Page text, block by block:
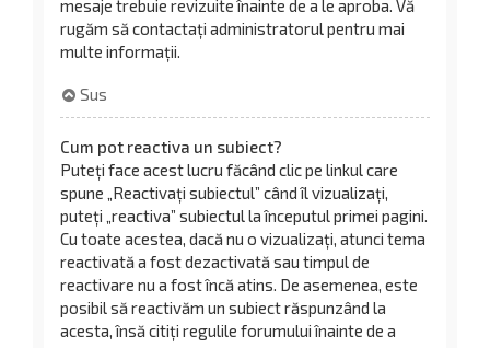
mesaje trebuie revizuite înainte de a le aproba. Vă
rugăm să contactați administratorul pentru mai
multe informații.
Sus
Cum pot reactiva un subiect?
Puteți face acest lucru făcând clic pe linkul care
spune „Reactivați subiectul” când îl vizualizați,
puteți „reactiva” subiectul la începutul primei pagini.
Cu toate acestea, dacă nu o vizualizați, atunci tema
reactivată a fost dezactivată sau timpul de
reactivare nu a fost încă atins. De asemenea, este
posibil să reactivăm un subiect răspunzând la
acesta, însă citiți regulile forumului înainte de a